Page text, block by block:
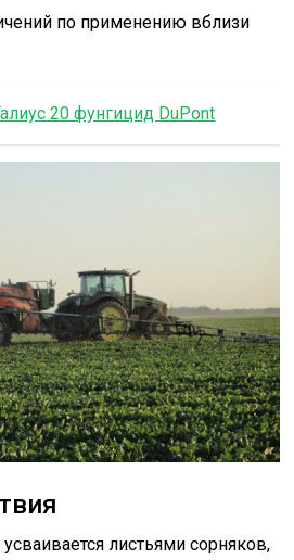
по применению вблизи
20 фунгицид DuPont
листьями сорняков,